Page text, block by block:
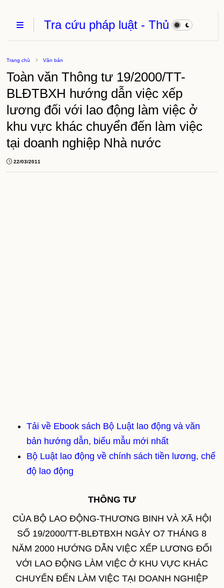
Tra cứu pháp luật - Thủ
thuật phần mềm
Trang chủ Văn bản
Toàn văn Thông tư 19/2000/TT-
BLĐTBXH hướng dẫn việc xếp
lương đối với lao động làm việc ở
khu vực khác chuyển đến làm việc
tại doanh nghiệp Nhà nước
22/03/2011
Tải về Ebook sách Bộ Luật lao động và văn
bản hướng dẫn, biểu mẫu mới nhất
Bộ Luật lao động về chính sách tiền lương, chế
độ lao động
THÔNG TƯ
CỦA BỘ LAO ĐỘNG-THƯƠNG BINH VÀ XÃ HỘI
SỐ 19/2000/TT-BLĐTBXH NGÀY O7 THÁNG 8
NĂM 2000 HƯỚNG DẪN VIỆC XẾP LƯƠNG ĐỐI
VỚI LAO ĐỘNG LÀM VIỆC Ở KHU VỰC KHÁC
CHUYỂN ĐẾN LÀM VIỆC TẠI DOANH NGHIỆP